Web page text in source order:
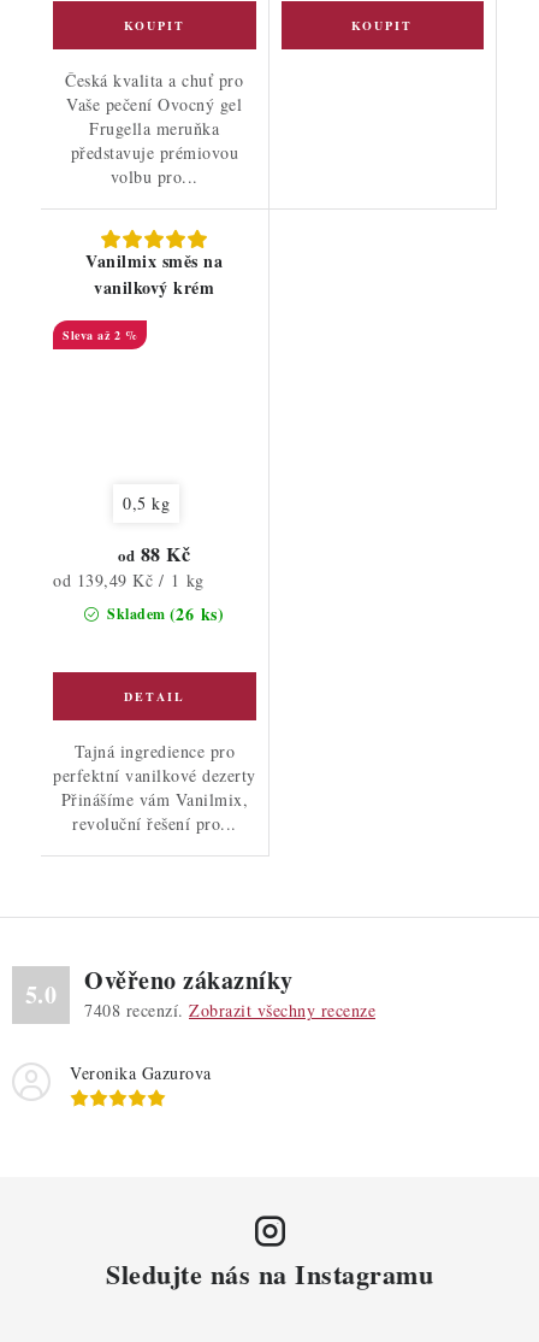
Česká kvalita a chuť pro
Vaše pečení Ovocný gel
Frugella meruňka
představuje prémiovou
volbu pro...
Vanilmix směs na
vanilkový krém
až 2 %
0,5 kg
Skladem (26 ks)
od 88 Kč
Měrná
cena:
od 139,49 Kč / 1 kg
Tajná ingredience pro
perfektní vanilkové dezerty
Přinášíme vám Vanilmix,
revoluční řešení pro...
5.0 Ověřeno zákazníky
7408 recenzí. Zobrazit všechny recenze
Veronika Gazurova
Sledujte nás na Instagramu